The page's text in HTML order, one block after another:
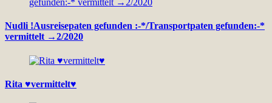
Nudli !Ausreisepaten gefunden :-*/Transportpaten gefunden:-*
vermittelt →2/2020
Rita ♥vermittelt♥